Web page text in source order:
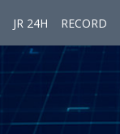
JR 24H RECORD